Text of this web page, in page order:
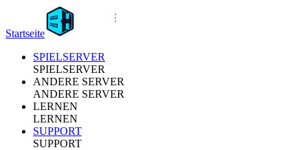
Startseite
SPIELSERVER
SPIELSERVER
ANDERE SERVER
ANDERE SERVER
LERNEN
LERNEN
SUPPORT
SUPPORT